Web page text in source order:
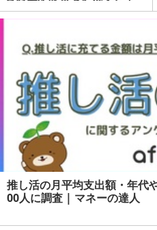
か？
推し活の月平均支出額・年代
00人に調査 | マネーの達人